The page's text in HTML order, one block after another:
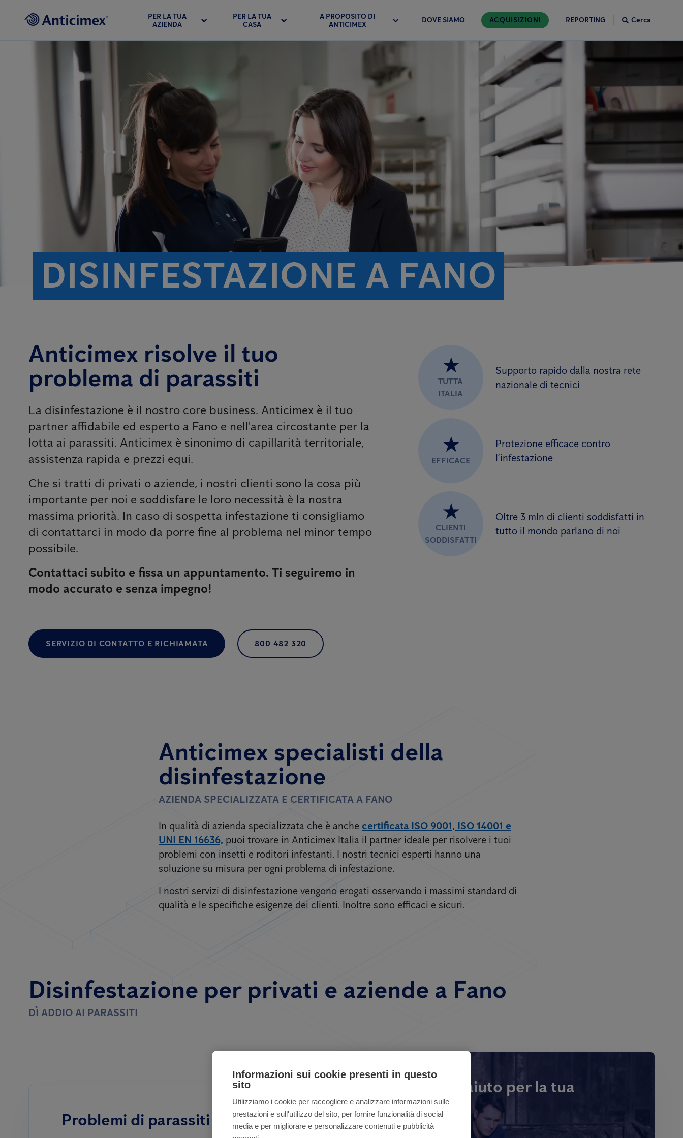
PER LA TUA
AZIENDA
PER LA TUA
CASA
A PROPOSITO DI
ANTICIMEX
DOVE SIAMO ACQUISIZIONI REPORTING Cerca
DISINFESTAZIONE A FANO
Anticimex risolve il tuo
problema di parassiti
La disinfestazione è il nostro core business. Anticimex è il tuo
partner affidabile ed esperto a Fano e nell'area circostante per la
lotta ai parassiti. Anticimex è sinonimo di capillarità territoriale,
assistenza rapida e prezzi equi.
Che si tratti di privati ​​o aziende, i nostri clienti sono la cosa più
importante per noi e soddisfare le loro necessità è la nostra
massima priorità. In caso di sospetta infestazione ti consigliamo
di contattarci in modo da porre fine al problema nel minor tempo
possibile.
Contattaci subito e fissa un appuntamento. Ti seguiremo in
modo accurato e senza impegno!
SERVIZIO DI CONTATTO E RICHIAMATA 800 482 320
★
TUTTA
ITALIA
Supporto rapido dalla nostra rete
nazionale di tecnici
★
EFFICACE
Protezione efficace contro
l’infestazione
★
CLIENTI
SODDISFATTI
Oltre 3 mln di clienti soddisfatti in
tutto il mondo parlano di noi
Anticimex specialisti della
disinfestazione
AZIENDA SPECIALIZZATA E CERTIFICATA A FANO
In qualità di azienda specializzata che è anche certificata ISO 9001, ISO 14001 e
UNI EN 16636, puoi trovare in Anticimex Italia il partner ideale per risolvere i tuoi
problemi con insetti e roditori infestanti. I nostri tecnici esperti hanno una
soluzione su misura per ogni problema di infestazione.
I nostri servizi di disinfestazione vengono erogati osservando i massimi standard di
qualità e le specifiche esigenze dei clienti. Inoltre sono efficaci e sicuri.
Disinfestazione per privati ​​e aziende a Fano
DÌ ADDIO AI PARASSITI
Problemi di parassiti nelle case
Hai bisogno di aiuto per la tua
attività?
Informazioni sui cookie presenti in questo
sito
Utilizziamo i cookie per raccogliere e analizzare informazioni sulle
prestazioni e sull'utilizzo del sito, per fornire funzionalità di social
media e per migliorare e personalizzare contenuti e pubblicità